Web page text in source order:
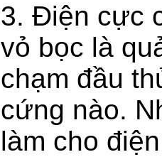
3. Điện cực
vỏ bọc là
chạm đầu
cứng nào.
làm cho